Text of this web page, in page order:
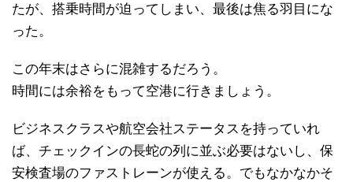
たが、搭乗時間が迫ってしまい、最後は焦る羽目にな
った。
この年末はさらに混雑するだろう。
時間には余裕をもって空港に行きましょう。
ビジネスクラスや航空会社ステータスを持っていれ
ば、チェックインの長蛇の列に並ぶ必要はないし、保
安検査場のファストレーンが使える。でもなかなかそ